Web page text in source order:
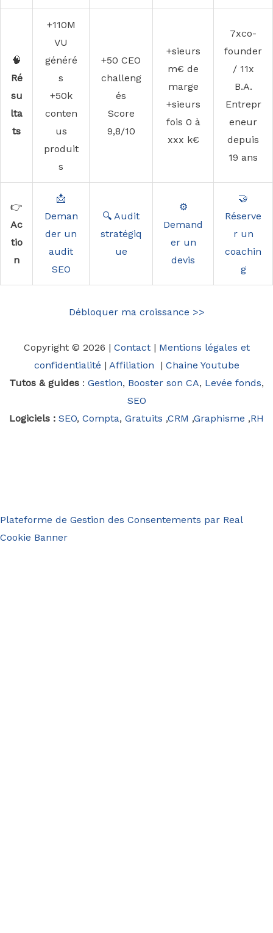
🧠
Ré
su
lta
ts
+110M
VU
généré
s
+50k
conten
us
produit
s
+50 CEO
challeng
és
Score
9,8/10
+sieurs
m€ de
marge
+sieurs
fois 0 à
xxx k€
7xco-
founder
/ 11x
B.A.
Entrepr
eneur
depuis
19 ans
👉
Ac
tio
n
📩
Deman
der un
audit
SEO
🔍 Audit
stratégiq
ue
⚙️
Demand
er un
devis
🤝
Réserve
r un
coachin
g
Débloquer ma croissance >>
Copyright © 2026 | Contact| Mentions légales et
confidentialité | Affiliation | Chaine Youtube
Tutos & guides : Gestion, Booster son CA, Levée fonds,
SEO
Logiciels : SEO, Compta, Gratuits ,CRM ,Graphisme ,RH
Plateforme de Gestion des Consentements par Real
Cookie Banner